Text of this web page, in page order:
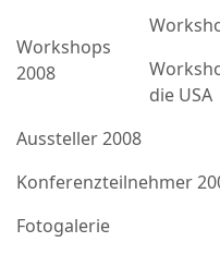
Workshops
2008
die USA
Aussteller 2008
Konferenzteilnehmer
Fotogalerie